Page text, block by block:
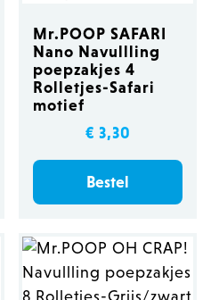
Mr.POOP SAFARI
Nano Navullling
poepzakjes 4
Rolletjes-Safari
motief
€ 3,30
Bestel